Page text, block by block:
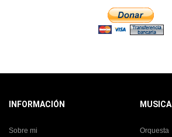
INFORMACIÓN
Sobre mi
MUSICA
Orquesta